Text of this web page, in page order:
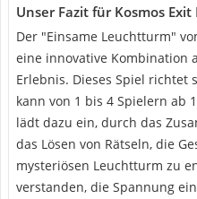
Unser Fazit für Kosmos
Der "Einsame Leuchtturm"
eine innovative Kombination
Erlebnis. Dieses Spiel richtet
kann von 1 bis 4 Spielern ab
lädt dazu ein, durch das
das Lösen von Rätseln, die
mysteriösen Leuchtturm zu
verstanden, die Spannung